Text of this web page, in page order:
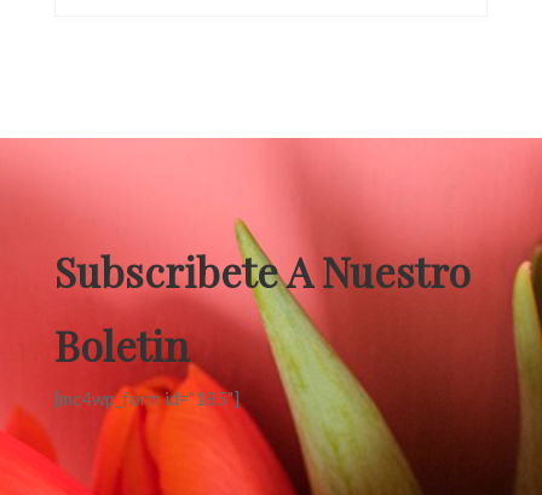
Subscribete A Nuestro
Boletin
[mc4wp_form id="185"]